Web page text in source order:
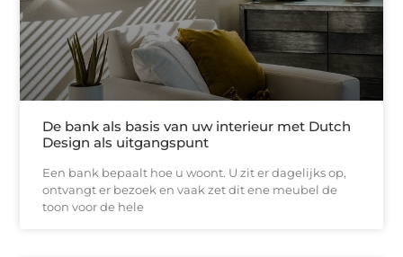
De bank als basis van uw interieur met Dutch
Design als uitgangspunt
Een bank bepaalt hoe u woont. U zit er dagelijks op,
ontvangt er bezoek en vaak zet dit ene meubel de
toon voor de hele